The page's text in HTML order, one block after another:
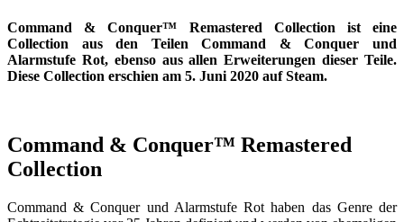
Command & Conquer™ Remastered Collection ist eine
Collection aus den Teilen Command & Conquer und
Alarmstufe Rot, ebenso aus allen Erweiterungen dieser Teile.
Diese Collection erschien am 5. Juni 2020 auf Steam.
Command & Conquer™ Remastered
Collection
Command & Conquer und Alarmstufe Rot haben das Genre der